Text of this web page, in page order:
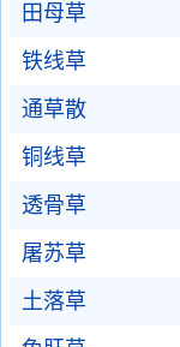
田母草
铁线草
通草散
铜线草
透骨草
屠苏草
土落草